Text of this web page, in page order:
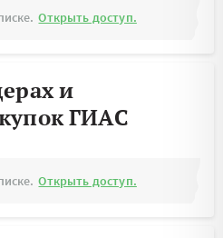
Открыть доступ.
и
ГИАС
Открыть доступ.